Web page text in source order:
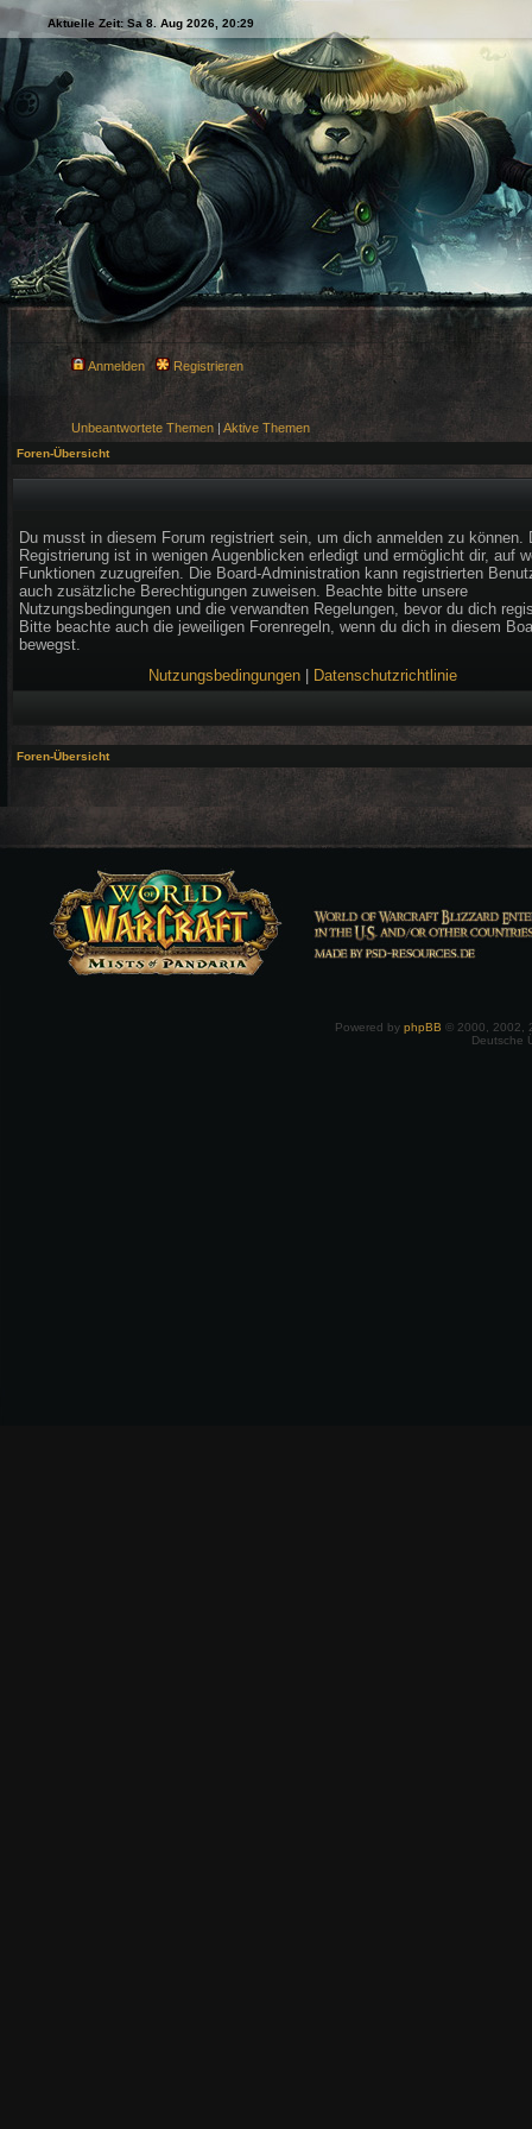
Aktuelle Zeit: Sa 8. Aug 2026, 20:29
Anmelden Registrieren
Unbeantwortete Themen | Aktive Themen
Foren-Übersicht
Du musst in diesem Forum registriert sein, um dich anmelden zu können.
Registrierung ist in wenigen Augenblicken erledigt und ermöglicht dir, auf
Funktionen zuzugreifen. Die Board-Administration kann registrierten
auch zusätzliche Berechtigungen zuweisen. Beachte bitte unsere
Nutzungsbedingungen und die verwandten Regelungen, bevor du dich
Bitte beachte auch die jeweiligen Forenregeln, wenn du dich in diesem
bewegst.
Nutzungsbedingungen
Datenschutzrichtlinie
Foren-Übersicht
Powered by phpBB © 2000, 2002,
Deutsche